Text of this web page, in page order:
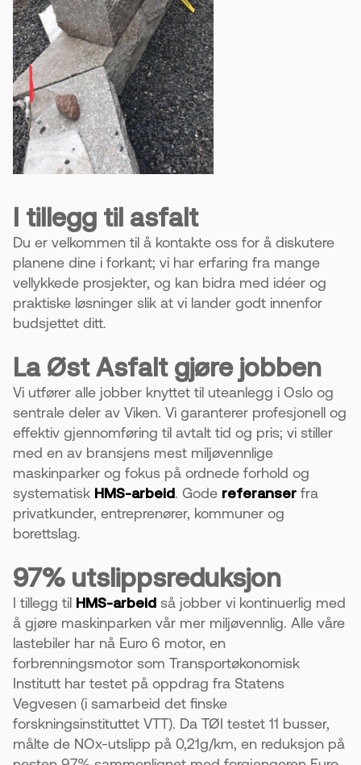
I tillegg til asfalt
Du er velkommen til å kontakte oss for å diskutere
planene dine i forkant; vi har erfaring fra mange
vellykkede prosjekter, og kan bidra med idéer og
praktiske løsninger slik at vi lander godt innenfor
budsjettet ditt.
La Øst Asfalt gjøre jobben
Vi utfører alle jobber knyttet til uteanlegg i Oslo og
sentrale deler av Viken. Vi garanterer profesjonell og
effektiv gjennomføring til avtalt tid og pris; vi stiller
med en av bransjens mest miljøvennlige
maskinparker og fokus på ordnede forhold og
systematisk HMS-arbeid. Gode referanser fra
privatkunder, entreprenører, kommuner og
borettslag.
97% utslippsreduksjon
I tillegg til HMS-arbeid så jobber vi kontinuerlig med
å gjøre maskinparken vår mer miljøvennlig. Alle våre
lastebiler har nå Euro 6 motor, en
forbrenningsmotor som Transportøkonomisk
Institutt har testet på oppdrag fra Statens
Vegvesen (i samarbeid det finske
forskningsinstituttet VTT). Da TØI testet 11 busser,
målte de NOx-utslipp på 0,21g/km, en reduksjon på